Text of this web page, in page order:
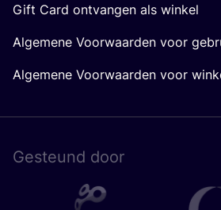
Gift Card ontvangen als winkel
Algemene Voorwaarden voor
Algemene Voorwaarden voor
Gesteund door